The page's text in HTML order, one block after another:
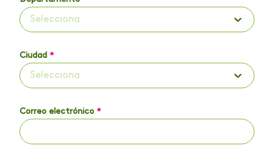
Selecciona
Ciudad *
Selecciona
Correo electrónico *